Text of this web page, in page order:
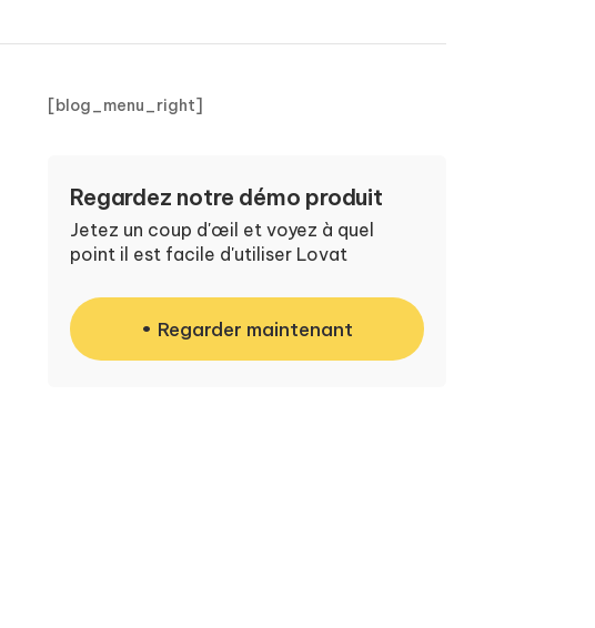
[blog_menu_right]
Regardez notre démo produit
Jetez un coup d'œil et voyez à quel
point il est facile d'utiliser Lovat
Regarder maintenant